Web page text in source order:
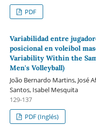
PDF
Variabilidad entre
posicional en voleibol
Variability Within the
Men's Volleyball)
João Bernardo Martins, José
Santos, Isabel Mesquita
129-137
PDF (Inglés)